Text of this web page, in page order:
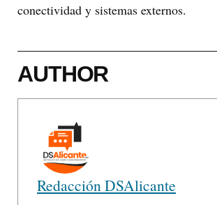
conectividad y sistemas externos.
AUTHOR
Redacción DSAlicante